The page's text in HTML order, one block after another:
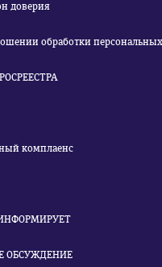
доверия
обработки
комплаенс
ОБСУЖДЕНИЕ